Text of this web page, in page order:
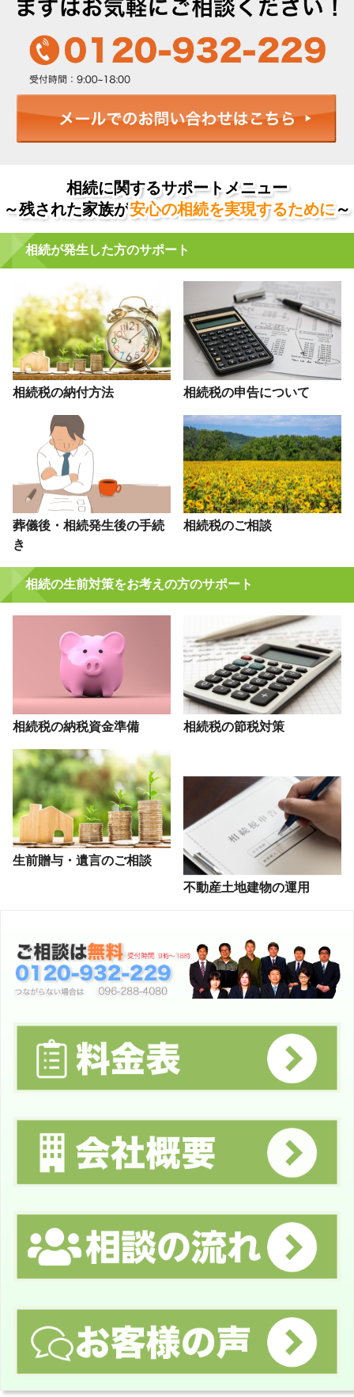
相続に関するサポートメニュー
～残された家族が安心の相続を実現するために～
相続が発生した方のサポート
相続税の納付方法 相続税の申告について
葬儀後・相続発生後の手続
き
相続税のご相談
相続の生前対策をお考えの方のサポート
相続税の納税資金準備 相続税の節税対策
生前贈与・遺言のご相談
不動産土地建物の運用